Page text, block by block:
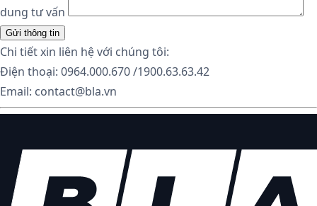
dung tư vấn
Chi tiết xin liên hệ với chúng tôi:
Điện thoại: 0964.000.670 /1900.63.63.42
Email: contact@bla.vn